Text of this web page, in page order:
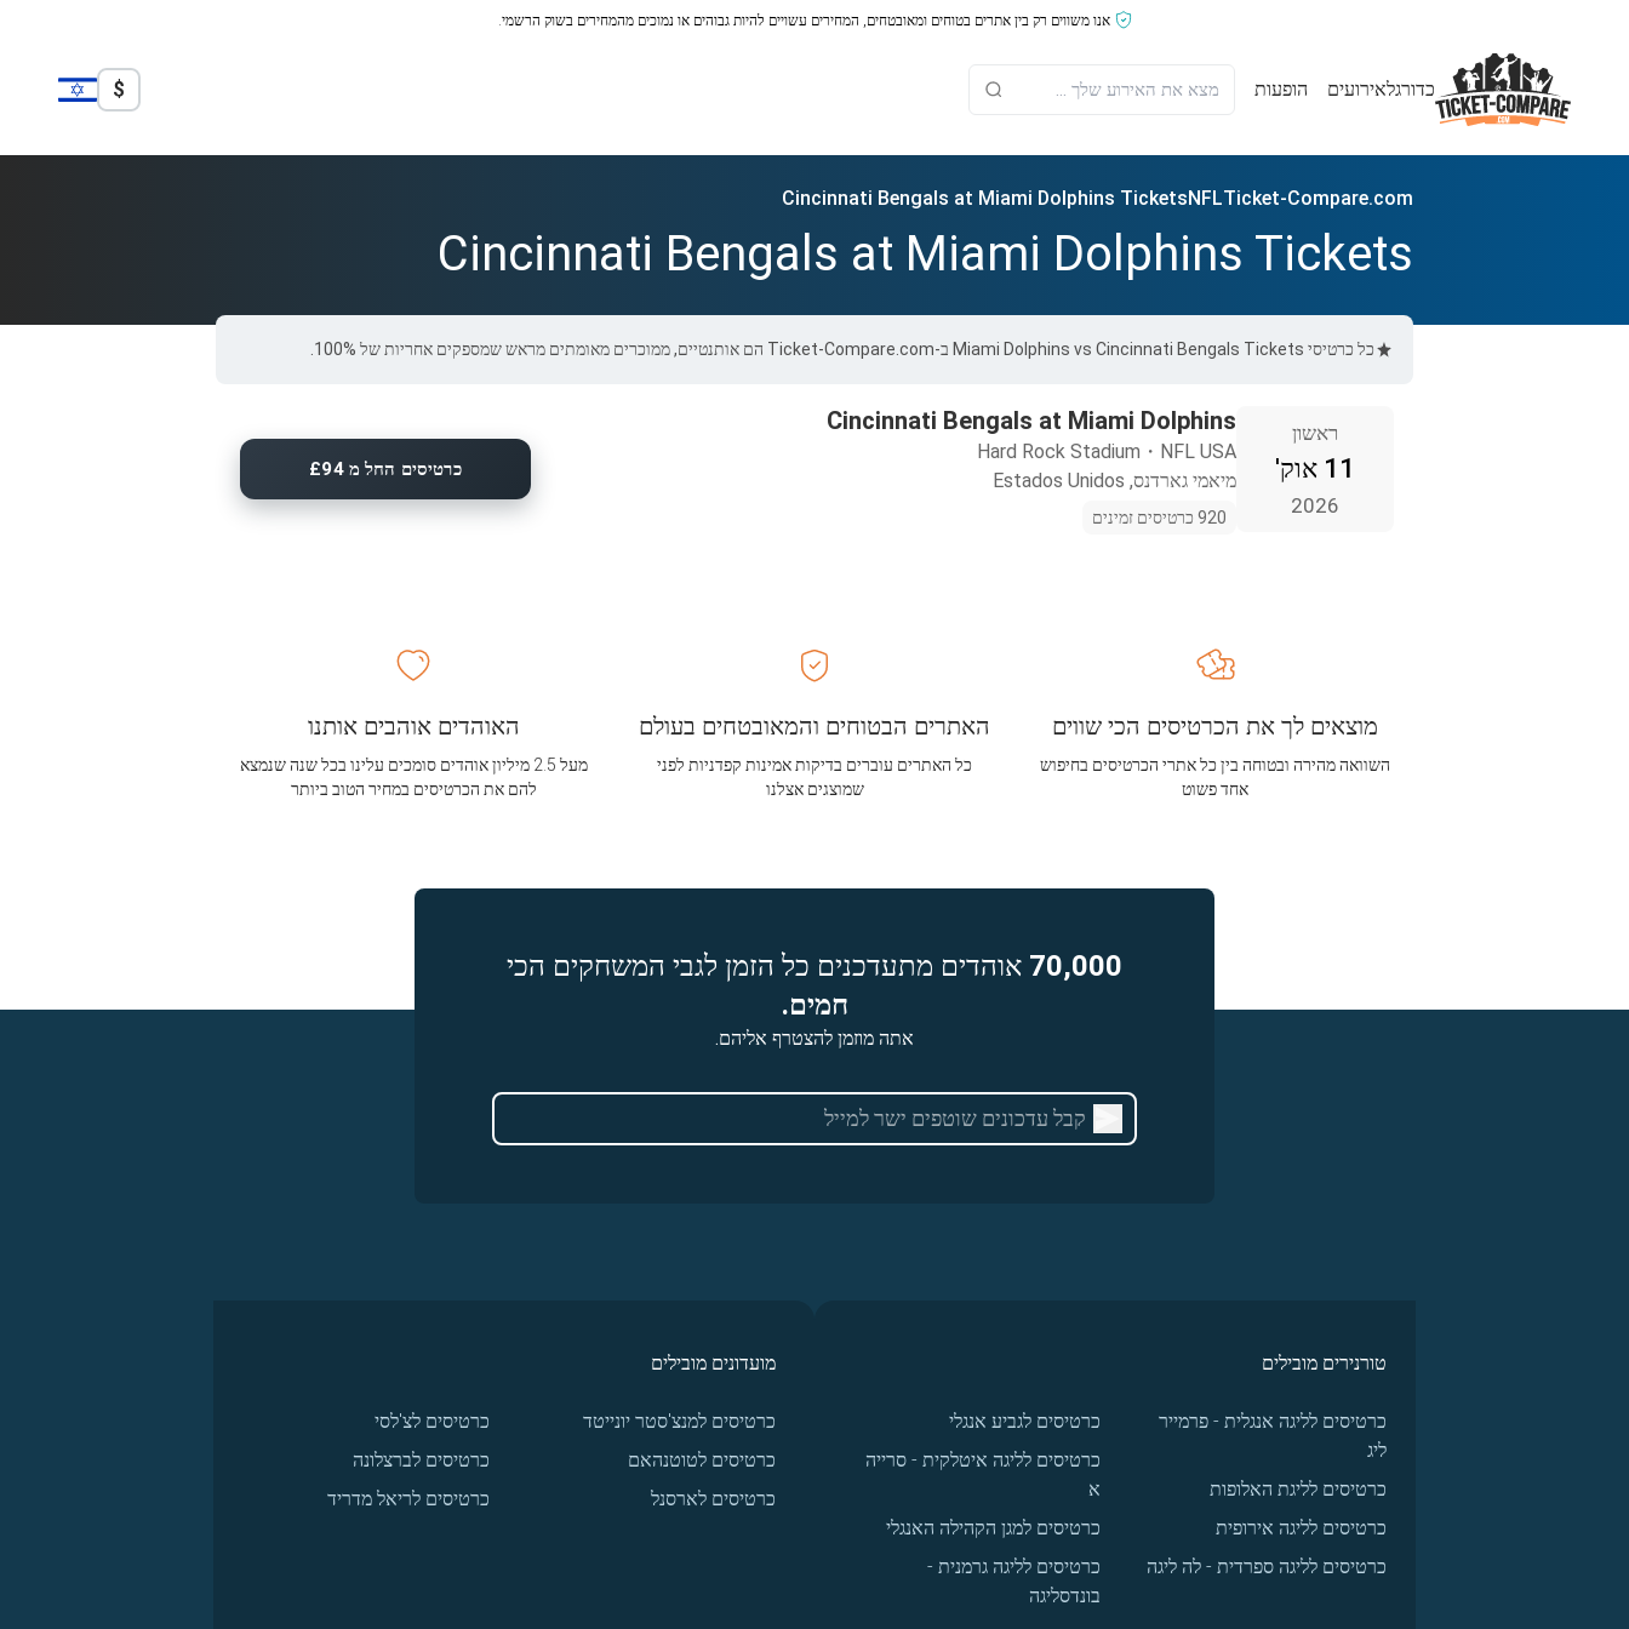
אנו משווים רק בין אתרים בטוחים ומאובטחים, המחירים עשויים להיות גבוהים או נמוכים מהמחירים בשוק הרשמי.
כדורגלאירועים הופעות $
Ticket-Compare.com
NFL
Cincinnati Bengals at Miami Dolphins Tickets
Cincinnati Bengals at Miami Dolphins Tickets
כל כרטיסי Miami Dolphins vs Cincinnati Bengals Tickets ב-Ticket-Compare.com הם אותנטיים, ממוכרים מאומתים מראש שמספקים אחריות של 100%.
ראשון
11 אוק'
2026
Cincinnati Bengals at Miami Dolphins
NFL USA
・
Hard Rock Stadium
מיאמי גארדנס, Estados Unidos
920 כרטיסים זמינים
כרטיסים החל מ £94
האתרים הבטוחים והמאובטחים בעולם
כל האתרים עוברים בדיקות אמינות קפדניות לפני
שמוצגים אצלנו
מוצאים לך את הכרטיסים הכי שווים
השוואה מהירה ובטוחה בין כל אתרי הכרטיסים בחיפוש
אחד פשוט
האוהדים אוהבים אותנו
מעל 2.5 מיליון אוהדים סומכים עלינו בכל שנה שנמצא
להם את הכרטיסים במחיר הטוב ביותר
70,000 אוהדים מתעדכנים כל הזמן לגבי המשחקים הכי
חמים.
אתה מוזמן להצטרף אליהם.
טורנירים מובילים
כרטיסים לליגה אנגלית - פרמייר
ליג
כרטיסים לליגת האלופות
כרטיסים לליגה אירופית
כרטיסים לליגה ספרדית - לה ליגה
כרטיסים לגביע אנגלי
כרטיסים לליגה איטלקית - סרייה
א
כרטיסים למגן הקהילה האנגלי
כרטיסים לליגה גרמנית -
בונדסליגה
מועדונים מובילים
כרטיסים למנצ'סטר יונייטד
כרטיסים לטוטנהאם
כרטיסים לארסנל
כרטיסים לצ'לסי
כרטיסים לברצלונה
כרטיסים לריאל מדריד